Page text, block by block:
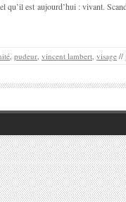
qu’il est aujourd’hui : vivant.
, pudeur, vincent lambert, visage //